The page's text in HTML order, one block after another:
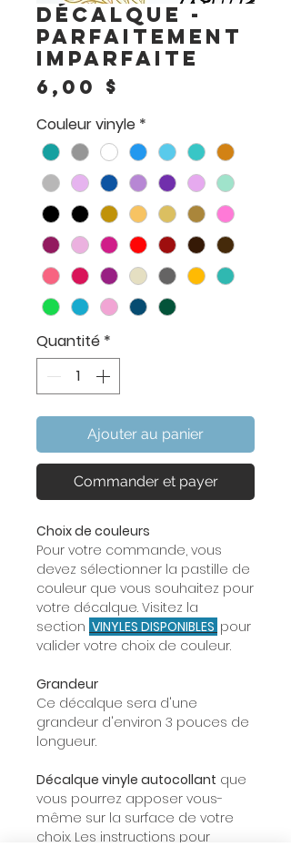
Décalque -
Parfaitement
imparfaite
6,00 $
Couleur vinyle *
Quantité *
Ajouter au panier
Commander et payer
Choix de couleurs
Pour votre commande, vous
devez sélectionner la pastille de
couleur que vous souhaitez pour
votre décalque. Visitez la
section VINYLES DISPONIBLES pour
valider votre choix de couleur.
Grandeur
Ce décalque sera d'une
grandeur d'environ 3 pouces de
longueur.
Décalque vinyle autocollant que
vous pourrez apposer vous-
même sur la surface de votre
choix. Les instructions pour